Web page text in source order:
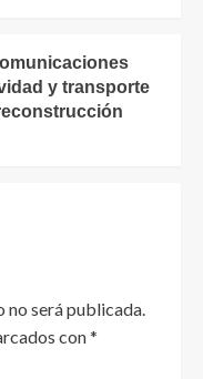
y transporte
será publicada.
con*